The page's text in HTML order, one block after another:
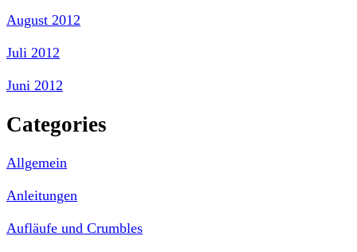
August 2012
Juli 2012
Juni 2012
Categories
Allgemein
Anleitungen
Aufläufe und Crumbles